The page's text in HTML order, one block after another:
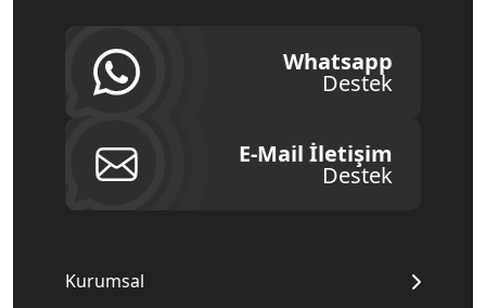
Whatsapp
Destek
E-Mail İletişim
Destek
Kurumsal